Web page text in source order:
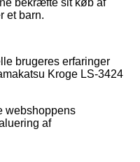
et barn.
brugeres erfaringer
Kroge LS-3424
webshoppens
af